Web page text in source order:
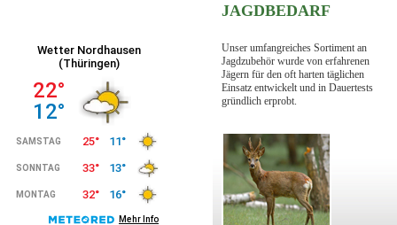
JAGDBEDARF
Unser umfangreiches Sortiment an
Jagdzubehör wurde von erfahrenen
Jägern für den oft harten täglichen
Einsatz entwickelt und in Dauertests
gründlich erprobt.